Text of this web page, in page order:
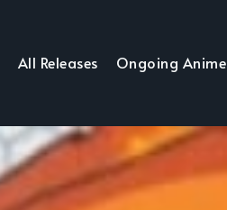
All Releases Ongoing Anime